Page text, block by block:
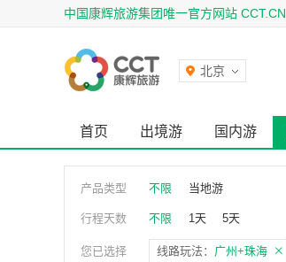
中国康辉旅游集团唯一官方网站 CCT.CN
北京
首页 出境游 国内游
产品类型 不限 当地游
行程天数 不限 1天 5天
您已选择 线路玩法： 广州+珠海